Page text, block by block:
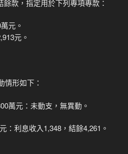
款，指定用於下列專項專款：
元。
元。
情形如下：
萬元：未動支，無異動。
：利息收入1,348，結餘4,261。